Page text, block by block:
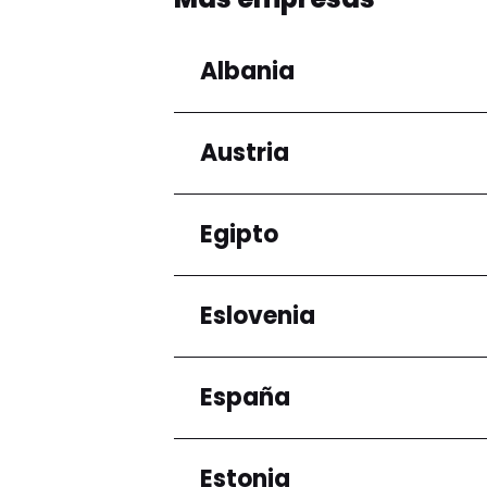
Albania
Regiones
Condado de Tirana
Austria
Regiones
Niederösterreich
Egipto
Regiones
Gobernación de El
Eslovenia
Regiones
Ljubljana
España
Regiones
Estonia